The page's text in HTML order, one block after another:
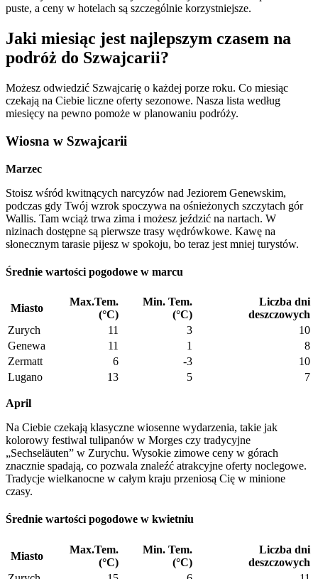
puste, a ceny w hotelach są szczególnie korzystniejsze.
Jaki miesiąc jest najlepszym czasem na
podróż do Szwajcarii?
Możesz odwiedzić Szwajcarię o każdej porze roku. Co miesiąc
czekają na Ciebie liczne oferty sezonowe. Nasza lista według
miesięcy na pewno pomoże w planowaniu podróży.
Wiosna w Szwajcarii
Marzec
Stoisz wśród kwitnących narcyzów nad Jeziorem Genewskim,
podczas gdy Twój wzrok spoczywa na ośnieżonych szczytach gór
Wallis. Tam wciąż trwa zima i możesz jeździć na nartach. W
nizinach dostępne są pierwsze trasy wędrówkowe. Kawę na
słonecznym tarasie pijesz w spokoju, bo teraz jest mniej turystów.
Średnie wartości pogodowe w marcu
Miasto
Max.Tem.
(°C)
Min. Tem.
(°C)
Liczba dni
deszczowych
Zurych
11 3
10
Genewa
11 1
8
Zermatt
6 -3
10
Lugano
13 5 7
April
Na Ciebie czekają klasyczne wiosenne wydarzenia, takie jak
kolorowy festiwal tulipanów w Morges czy tradycyjne
„Sechseläuten” w Zurychu. Wysokie zimowe ceny w górach
znacznie spadają, co pozwala znaleźć atrakcyjne oferty noclegowe.
Tradycje wielkanocne w całym kraju przeniosą Cię w minione
czasy.
Średnie wartości pogodowe w kwietniu
Miasto
Max.Tem.
(°C)
Min. Tem.
(°C)
Liczba dni
deszczowych